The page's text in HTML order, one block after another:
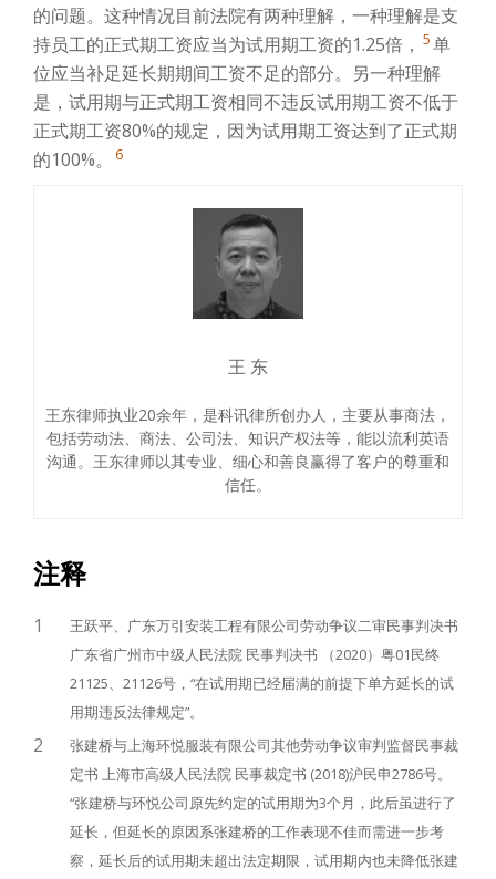
的问题。这种情况目前法院有两种理解，一种理解是支
持员工的正式期工资应当为试用期工资的1.25倍， 5单
位应当补足延长期期间工资不足的部分。另一种理解
是，试用期与正式期工资相同不违反试用期工资不低于
正式期工资80%的规定，因为试用期工资达到了正式期
的100%。
6
王 东
王东律师执业20余年，是科讯律所创办人，主要从事商法，
包括劳动法、商法、公司法、知识产权法等，能以流利英语
沟通。王东律师以其专业、细心和善良赢得了客户的尊重和
信任。
注释
1
王跃平、广东万引安装工程有限公司劳动争议二审民事判决书
广东省广州市中级人民法院 民事判决书 （2020）粤01民终
21125、21126号，“在试用期已经届满的前提下单方延长的试
用期违反法律规定”。
2
张建桥与上海环悦服装有限公司其他劳动争议审判监督民事裁
定书 上海市高级人民法院 民事裁定书 (2018)沪民申2786号。
“张建桥与环悦公司原先约定的试用期为3个月，此后虽进行了
延长，但延长的原因系张建桥的工作表现不佳而需进一步考
察，延长后的试用期未超出法定期限，试用期内也未降低张建